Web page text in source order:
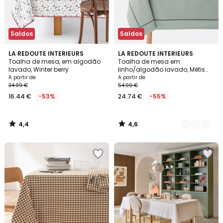
Saldos
LA REDOUTE INTERIEURS
Toalha de mesa, em algodão
lavado, Winter berry
A partir de
34.99 €
16.44 € -53%
4,4
/ 5
4,4
/
Saldos
LA REDOUTE INTERIEURS
Toalha de mesa em
linho/algodão lavado, Métis
Bourdon
A partir de
54.99 €
24.74 € -55%
4,6
/ 5
7
Cores
4,6
/